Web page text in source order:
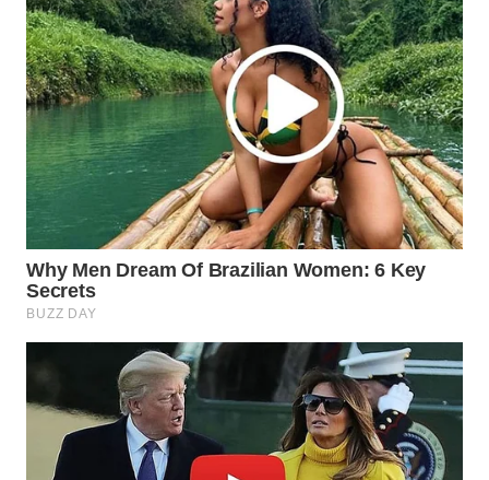
WN
SUMEDANG
WN
CIANJUR
WN
KEPULAUAN
SERIBU
WN
TANGERANG
BINJAI
WN
CIREBON